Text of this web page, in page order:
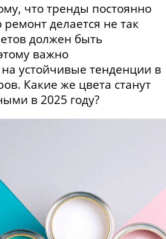
что тренды постоянно
делается не так
должен быть
важно
устойчивые тенденции в
Какие же цвета станут
в 2025 году?